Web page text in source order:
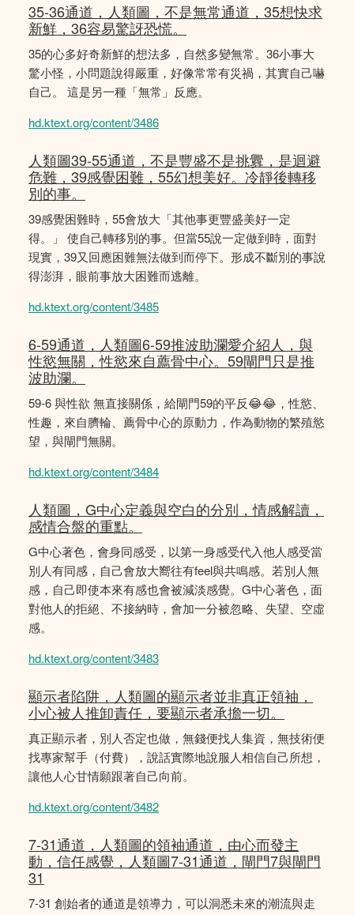
35-36通道，人類圖，不是無常通道，35想快求
新鮮，36容易驚訝恐慌。
35的心多好奇新鮮的想法多，自然多變無常。36小事大
驚小怪，小問題說得嚴重，好像常常有災禍，其實自己嚇
自己。 這是另一種「無常」反應。
hd.ktext.org/content/3486
人類圖39-55通道，不是豐盛不是挑釁，是迴避
危難，39感覺困難，55幻想美好。冷靜後轉移
別的事。
39感覺困難時，55會放大「其他事更豐盛美好一定
得。」 使自己轉移別的事。但當55說一定做到時，面對
現實，39又回應困難無法做到而停下。形成不斷別的事說
得澎湃，眼前事放大困難而逃離。
hd.ktext.org/content/3485
6-59通道，人類圖6-59推波助瀾愛介紹人，與
性慾無關，性慾來自薦骨中心。59閘門只是推
波助瀾。
59-6 與性欲 無直接關係，給閘門59的平反😂😂，性慾、
性趣，來自臍輪、薦骨中心的原動力，作為動物的繁殖慾
望，與閘門無關。
hd.ktext.org/content/3484
人類圖，G中心定義與空白的分別，情感解讀，
感情合盤的重點。
G中心著色，會身同感受，以第一身感受代入他人感受當
別人有同感，自己會放大嚮往有feel與共鳴感。若別人無
感，自己即使本來有感也會被減淡感覺。G中心著色，面
對他人的拒絕、不接納時，會加一分被忽略、失望、空虛
感。
hd.ktext.org/content/3483
顯示者陷阱，人類圖的顯示者並非真正領袖，
小心被人推卸責任，要顯示者承擔一切。
真正顯示者，別人否定也做，無錢便找人集資，無技術便
找專家幫手（付費），說話實際地說服人相信自己所想，
讓他人心甘情願跟著自己向前。
hd.ktext.org/content/3482
7-31通道，人類圖的領袖通道，由心而發主
動，信任感覺，人類圖7-31通道，閘門7與閘門
31
7-31 創始者的通道是領導力，可以洞悉未來的潮流與走